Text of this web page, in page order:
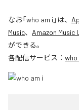
なお「who am i 」は、
Music、 Amazon Music
ができる。
各配信サービス： who